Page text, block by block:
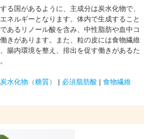
る国があるように、主成分は炭水化物で、
ネルギーとなります。体内で生成すること
あるリノール酸を含み、中性脂肪や血中コ
きがあります。また、粒の皮には食物繊維
腸内環境を整え、排出を促す働きがあるた
炭水化物（糖質） | 必須脂肪酸 | 食物繊維